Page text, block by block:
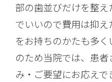
部の歯並びだけを整
でいいので費用は抑
をお持ちのかたも多
のため当院では、患
み・ご要望にお応え